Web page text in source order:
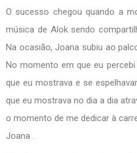
O sucesso chegou quando a
música de Alok sendo
Na ocasião, Joana subiu ao
No momento em que eu
que eu mostrava e se
que eu mostrava no dia a dia
o momento de me dedicar à
Joana .